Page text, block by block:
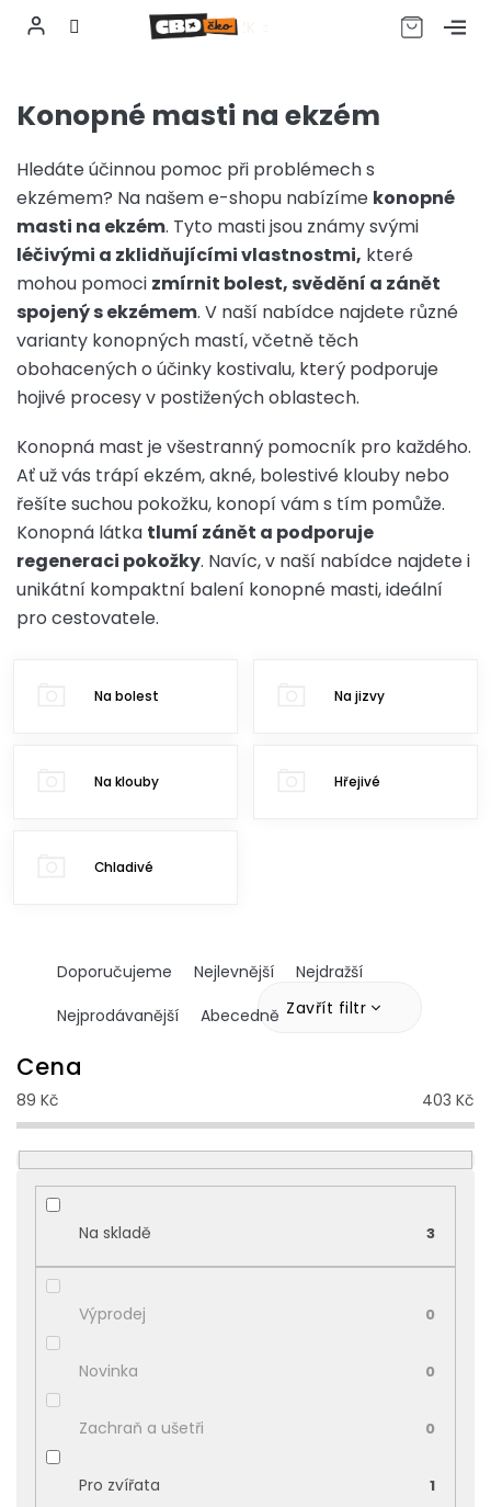
obsah
CZK
Konopné masti na ekzém
Hledáte účinnou pomoc při problémech s
ekzémem? Na našem e-shopu nabízíme konopné
masti na ekzém. Tyto masti jsou známy svými
léčivými a zklidňujícími vlastnostmi, které
mohou pomoci zmírnit bolest, svědění a zánět
spojený s ekzémem. V naší nabídce najdete různé
varianty konopných mastí, včetně těch
obohacených o účinky kostivalu, který podporuje
hojivé procesy v postižených oblastech.
Konopná mast je všestranný pomocník pro každého.
Ať už vás trápí ekzém, akné, bolestivé klouby nebo
řešíte suchou pokožku, konopí vám s tím pomůže.
Konopná látka tlumí zánět a podporuje
regeneraci pokožky. Navíc, v naší nabídce najdete i
unikátní kompaktní balení konopné masti, ideální
pro cestovatele.
Na bolest Na jizvy
Na klouby Hřejivé
Chladivé
Ř
a
n
í
p
r
o
d
u
ů
Doporučujeme Nejlevnější
Nejdražší
Nejprodávanější
Abecedně Zavřít filtr
Cena
89 Kč 403 Kč
Na skladě 3
Výprodej 0
Novinka 0
Zachraň a ušetři 0
Pro zvířata 1